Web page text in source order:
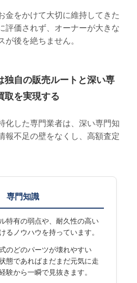
金をかけて大切に維持してきた
評価されず、オーナーが大きな
後を絶ちません。
独自の販売ルートと深い専
取を実現する
化した専門業者は、深い専門知
報不足の壁をなくし、高額査定
専門知識
特有の弱点や、耐久性の高い
るノウハウを持っています。
のどのパーツが壊れやすい
態であればまだまだ元気に走
験から一瞬で見抜きます。